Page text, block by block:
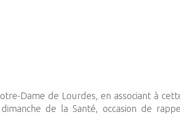
Dame de Lourdes, en associant à
de la Santé, occasion de